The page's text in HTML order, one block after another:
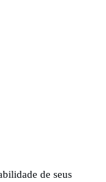
de seus